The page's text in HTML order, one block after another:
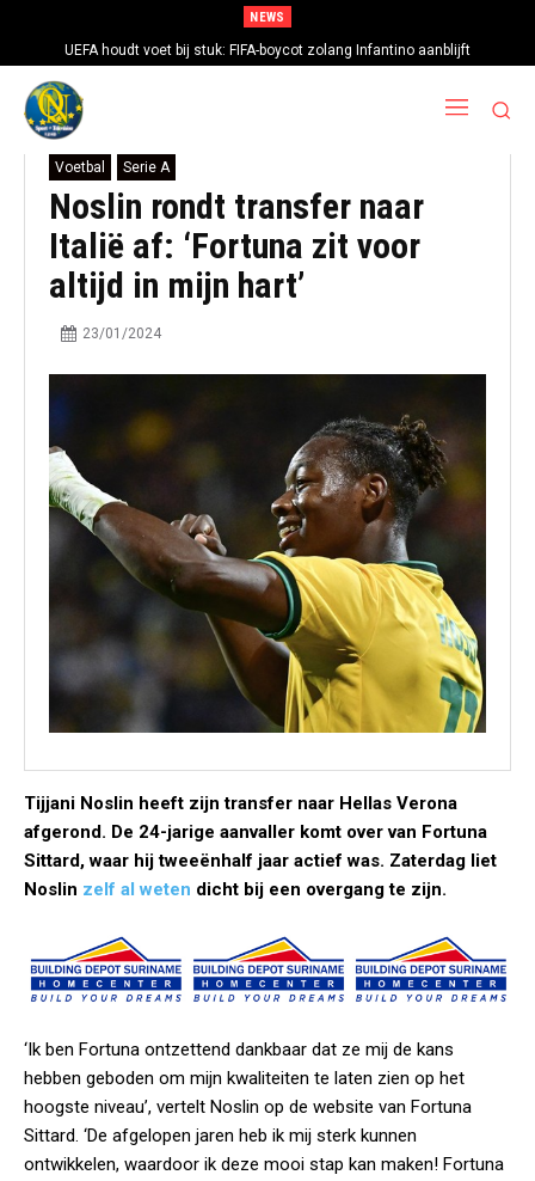
NEWS
UEFA houdt voet bij stuk: FIFA-boycot zolang Infantino aanblijft
Voetbal Serie A
Noslin rondt transfer naar
Italië af: ‘Fortuna zit voor
altijd in mijn hart’
23/01/2024
Tijjani Noslin heeft zijn transfer naar Hellas Verona
afgerond. De 24-jarige aanvaller komt over van Fortuna
Sittard, waar hij tweeënhalf jaar actief was. Zaterdag liet
Noslin zelf al weten dicht bij een overgang te zijn.
‘Ik ben Fortuna ontzettend dankbaar dat ze mij de kans
hebben geboden om mijn kwaliteiten te laten zien op het
hoogste niveau’, vertelt Noslin op de website van Fortuna
Sittard. ‘De afgelopen jaren heb ik mij sterk kunnen
ontwikkelen, waardoor ik deze mooi stap kan maken! Fortuna